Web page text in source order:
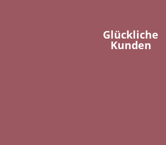
Glückliche
Kunden